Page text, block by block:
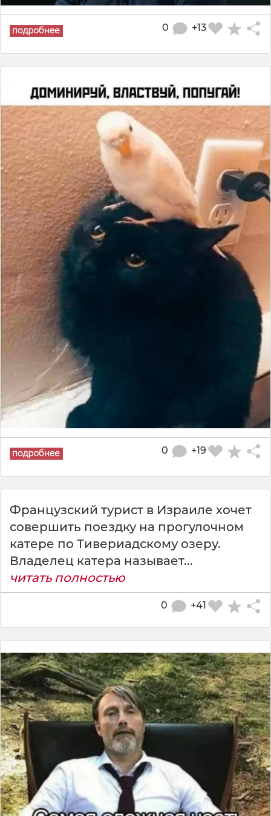
+13
0
+19
0
Французский турист в Израиле хочет
совершить поездку на прогулочном
катере по Тивериадскому озеру.
Владелец катера называет...
читать полностью
+41
0